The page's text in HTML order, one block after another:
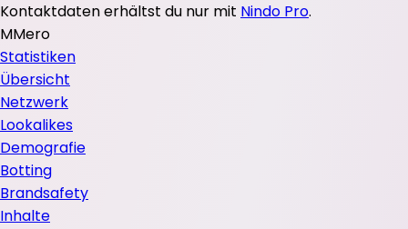
Kontaktdaten erhältst du nur mit Nindo Pro.
MMero
Statistiken
Übersicht
Netzwerk
Lookalikes
Demografie
Botting
Brandsafety
Inhalte